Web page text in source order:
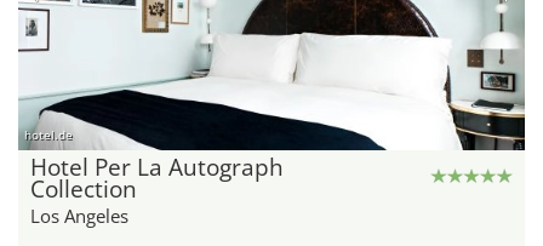
hotel.de
Hotel Per La Autograph
Collection
Los Angeles